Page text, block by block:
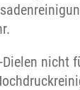
Dielen nicht